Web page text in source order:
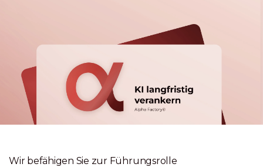
Wir befähigen Sie zur Führungsrolle